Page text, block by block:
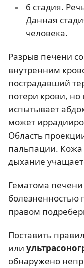
6 стадия.
Данная
человека.
Разрыв печени
внутренним
пострадавший
потери крови,
испытывает
может
Область
пальпации. Кожа
дыхание
Гематома
болезненностью
правом
Поставить
или
обнаружено